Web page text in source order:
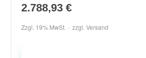
2.788,93€
Zzgl. 19% MwSt. zzgl.Versand